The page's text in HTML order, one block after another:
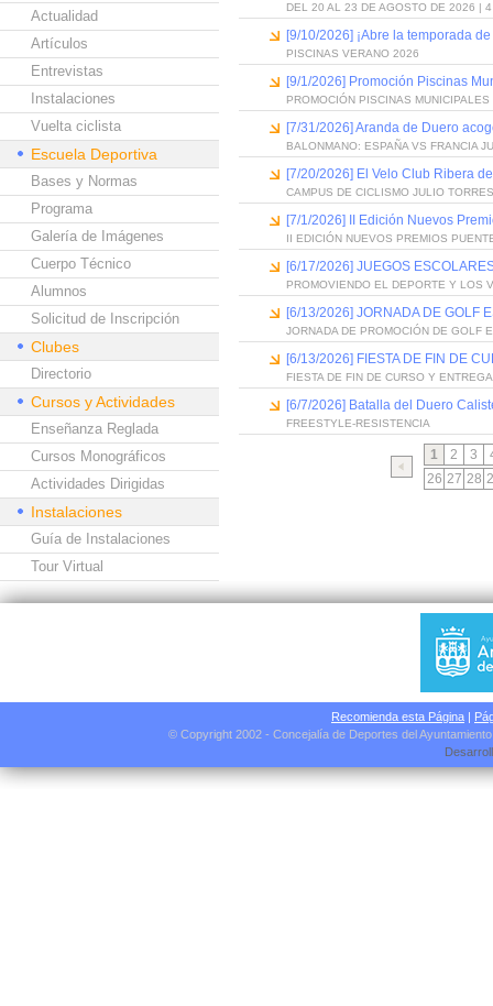
Actualidad
Artículos
Entrevistas
Instalaciones
Vuelta ciclista
Escuela Deportiva
Bases y Normas
Programa
Galería de Imágenes
Cuerpo Técnico
Alumnos
Solicitud de Inscripción
Clubes
Directorio
Cursos y Actividades
Enseñanza Reglada
Cursos Monográficos
Actividades Dirigidas
Instalaciones
Guía de Instalaciones
Tour Virtual
DEL 20 AL 23 DE AGOSTO DE 2026 | 4
[9/10/2026] ¡Abre la temporada
PISCINAS VERANO 2026
[9/1/2026] Promoción Piscinas
PROMOCIÓN PISCINAS
[7/31/2026] Aranda de Duero
BALONMANO: ESPAÑA VS FRANCIA
[7/20/2026] El Velo Club Ribera
CAMPUS DE CICLISMO JULIO
[7/1/2026] II Edición Nuevos
II EDICIÓN NUEVOS PREMIOS
[6/17/2026] JUEGOS
PROMOVIENDO EL DEPORTE Y LOS
[6/13/2026] JORNADA DE GOLF
JORNADA DE PROMOCIÓN DE GOLF
[6/13/2026] FIESTA DE FIN DE
FIESTA DE FIN DE CURSO Y
[6/7/2026] Batalla del Duero
FREESTYLE-RESISTENCIA
1 2 3
26 27 28
Recomienda esta Página |
© Copyright 2002 - Concejalía de Deportes del